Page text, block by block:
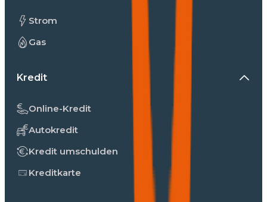
Strom
Gas
Kredit
Online-Kredit
Autokredit
Kredit umschulden
Kreditkarte